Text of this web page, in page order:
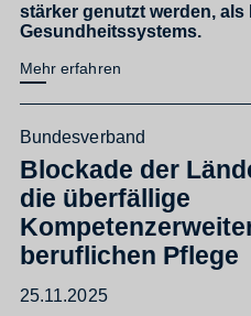
stärker genutzt werden,
Gesundheitssystems.
Mehr erfahren
Bundesverband
Blockade der
die überfällige
beruflichen Pflege
25.11.2025